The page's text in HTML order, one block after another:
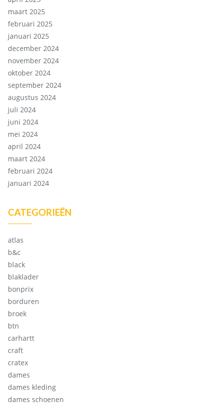
maart 2025
februari 2025
januari 2025
december 2024
november 2024
oktober 2024
september 2024
augustus 2024
juli 2024
juni 2024
mei 2024
april 2024
maart 2024
februari 2024
januari 2024
CATEGORIEËN
atlas
b&c
black
blaklader
bonprix
borduren
broek
btn
carhartt
craft
cratex
dames
dames kleding
dames schoenen